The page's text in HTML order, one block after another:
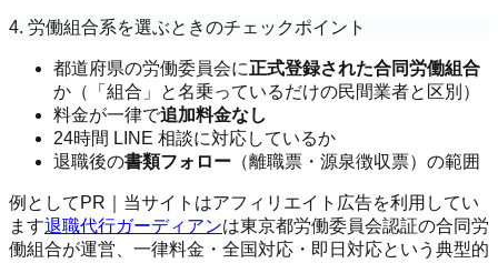
4. 労働組合系を選ぶときのチェックポイント
都道府県の労働委員会に正式登録された合同労働組合
か（「組合」と名乗っているだけの民間業者と区別）
料金が一律で追加料金なし
24時間 LINE 相談に対応しているか
退職後の書類フォロー （離職票・源泉徴収票）の範囲
例として PR｜当サイトはアフィリエイト広告を利用してい
ます退職代行ガーディアンは東京都労働委員会認証の合同労
働組合が運営、一律料金・全国対応・即日対応という典型的